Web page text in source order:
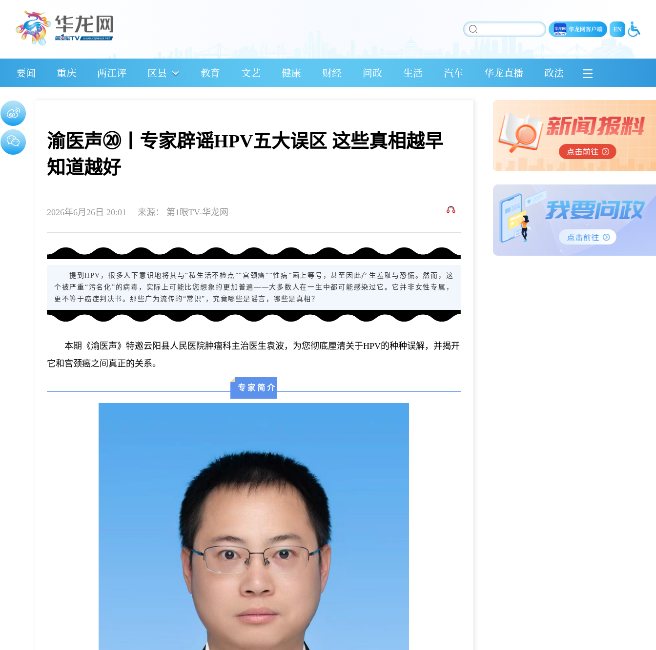
要闻 重庆 两江评 区县 教育 文艺 健康 财经 问政 生活 汽车 华龙直播 政法
渝医声⑳丨专家辟谣HPV五大误区 这些真相越早
知道越好
2026年6月26日 20:01 来源： 第1眼TV-华龙网
提到HPV，很多人下意识地将其与“私生活不检点”“宫颈癌”“性病”画上等号，甚至因此产生羞耻与恐慌。然而，这
个被严重“污名化”的病毒，实际上可能比您想象的更加普遍——大多数人在一生中都可能感染过它。它并非女性专属，
更不等于癌症判决书。那些广为流传的“常识”，究竟哪些是谣言，哪些是真相？
本期《渝医声》特邀云阳县人民医院肿瘤科主治医生袁波，为您彻底厘清关于HPV的种种误解，并揭开
它和宫颈癌之间真正的关系。
专 家 简 介